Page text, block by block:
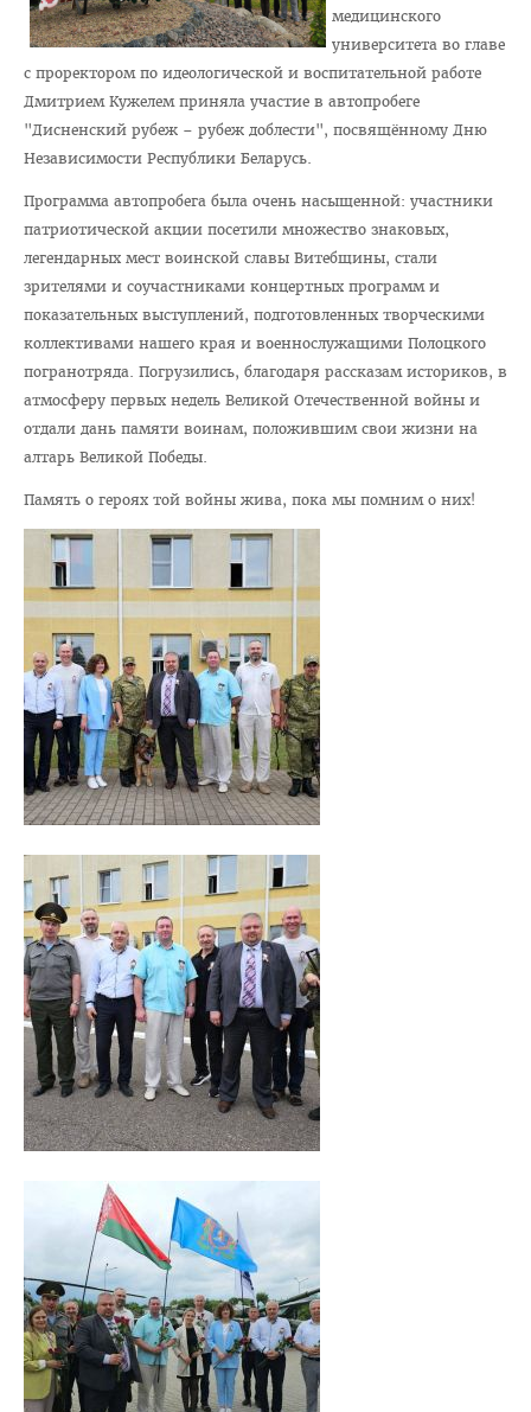
Идеологическая и воспитательная работа в вузе
Герои Беларуси
Отдел по идеологической и воспитательной работе
Студенческий клуб
Cоциально-педагогическая и психологическая служба
Совет волонтеров
2025 год — Год благоустройства
Год качества
Год мира и созидания
Я - грамадзянiн Беларусi
Единый день голосования
Навстречу референдуму
Год народного единства
Стратегия: Молодежь Беларуси - 20.30
Военно-патриотический Клуб «Служу Отечеству»
ПОО «Белорусский Союз Женщин»
ПО РОО «Белая Русь»
Совет ветеранов ВГМУ
Каталог учебных дисциплин
Награды сотрудников ВГМУ
Заслуженный деятель науки БССР
Медаль Ф. Скорины
Заслуженный врач РБ
Заслуженный деятель науки РБ
Медаль «За трудовые заслуги»
Почётная грамота Национального собрания РБ
Почётная грамота Совета Министров РБ
Благодарность Президента РБ
Почётная грамота Администрации Президента РБ
Заслуженный работник образования РБ
медицинского
университета во главе
с проректором по идеологической и воспитательной работе
Дмитрием Кужелем приняла участие в автопробеге
"Дисненский рубеж – рубеж доблести", посвящённому Дню
Независимости Республики Беларусь.
Программа автопробега была очень насыщенной: участники
патриотической акции посетили множество знаковых,
легендарных мест воинской славы Витебщины, стали
зрителями и соучастниками концертных программ и
показательных выступлений, подготовленных творческими
коллективами нашего края и военнослужащими Полоцкого
погранотряда. Погрузились, благодаря рассказам историков, в
атмосферу первых недель Великой Отечественной войны и
отдали дань памяти воинам, положившим свои жизни на
алтарь Великой Победы.
Память о героях той войны жива, пока мы помним о них!